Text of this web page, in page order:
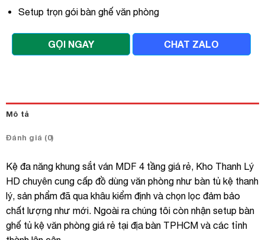
Setup trọn gói bàn ghế văn phòng
GỌI NGAY CHAT ZALO
Mô tả
Đánh giá (0)
Kệ đa năng khung sắt ván MDF 4 tầng giá rẻ, Kho Thanh Lý
HD chuyên cung cấp đồ dùng văn phòng như bàn tủ kệ thanh
lý, sản phẩm đã qua khâu kiểm định và chọn lọc đảm bảo
chất lượng như mới. Ngoài ra chúng tôi còn nhận setup bàn
ghế tủ kệ văn phòng giá rẻ tại địa bàn TPHCM và các tỉnh